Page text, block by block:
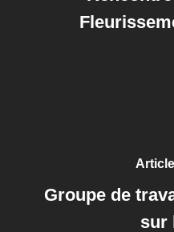
Groupe de
sur